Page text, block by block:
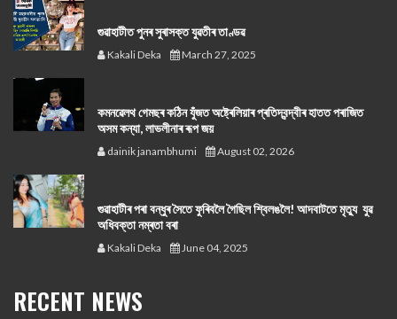
গুৱাহাটীত পুনৰ সুৰাসক্ত যুৱতীৰ তাণ্ডৱ
Kakali Deka March 27, 2025
কমনৱেলথ গেমছৰ কঠিন যুঁজত অষ্ট্ৰেলিয়াৰ প্ৰতিদ্বন্দ্বীৰ হাতত পৰাজিত
অসম কন্যা, লাভলীনাৰ ৰূপ জয়
dainik janambhumi August 02, 2026
গুৱাহাটীৰ পৰা বন্ধুৰ সৈতে ফুৰিবলৈ গৈছিল শ্বিলঙলৈ! আদবাটতে মৃত্যু যুৱ
অধিবক্তা নম্ৰতা বৰা
Kakali Deka June 04, 2025
RECENT NEWS